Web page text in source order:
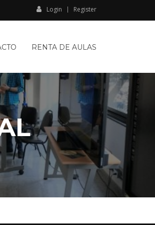
Login Register
RENTA DE AULAS